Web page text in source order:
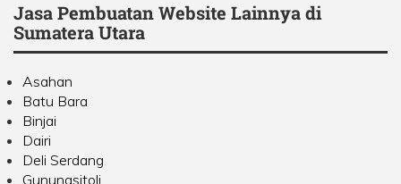
Jasa Pembuatan Website Lainnya di
Sumatera Utara
Asahan
Batu Bara
Binjai
Dairi
Deli Serdang
Gunungsitoli